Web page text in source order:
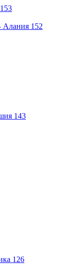
153
Алания 152
143
126